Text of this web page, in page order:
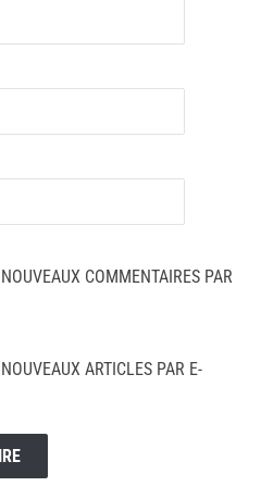
COMMENTAIRES PAR
ARTICLES PAR E-